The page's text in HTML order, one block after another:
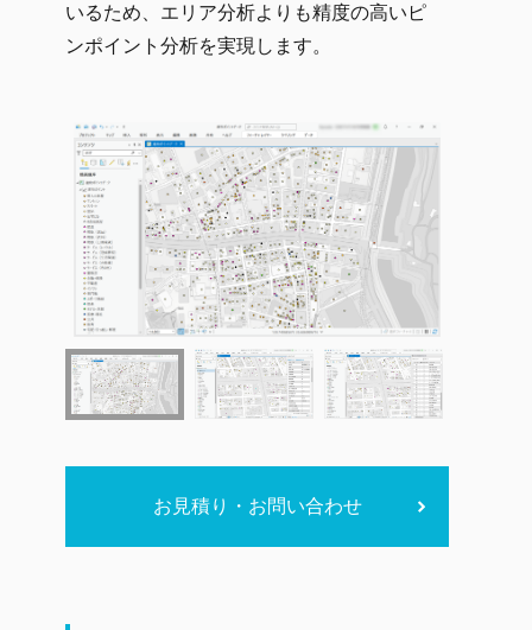
いるため、エリア分析よりも精度の高いピ
ンポイント分析を実現します。
お見積り・お問い合わせ